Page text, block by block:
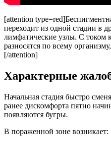
[attention
переходит из одной стадии в
лимфатические узлы. С током
разносятся по всему
[/attention]
Характерные
Начальная стадия быстро
ранее дискомфорта пятно
появляются бугры.
В пораженной зоне возникает: